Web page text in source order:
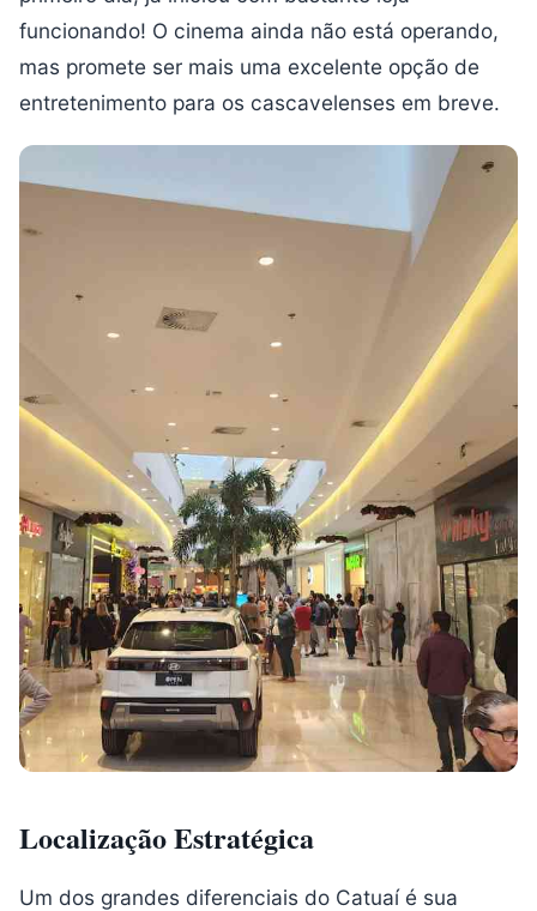
funcionando! O cinema ainda não está operando,
mas promete ser mais uma excelente opção de
entretenimento para os cascavelenses em breve.
Localização Estratégica
Um dos grandes diferenciais do Catuaí é sua